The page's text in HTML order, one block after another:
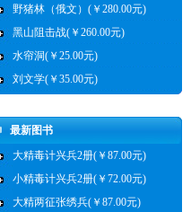
野猪林（俄文）(￥280.00元)
黑山阻击战(￥260.00元)
水帘洞(￥25.00元)
刘文学(￥35.00元)
最新图书
大精毒计兴兵2册(￥87.00元)
小精毒计兴兵2册(￥72.00元)
大精两征张绣兵(￥87.00元)